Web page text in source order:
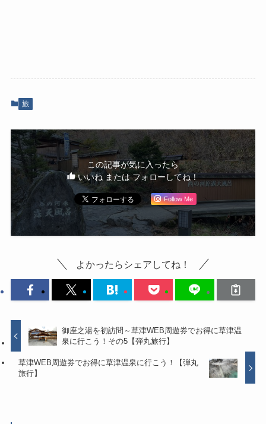
旅
この記事が気に入ったら
いいね または フォローしてね！
Follow Me
よかったらシェアしてね！
御座之湯を初訪問～草津WEB周遊券でお得に草津温
泉に行こう！その5【弾丸旅行】
草津WEB周遊券でお得に草津温泉に行こう！【弾丸
旅行】